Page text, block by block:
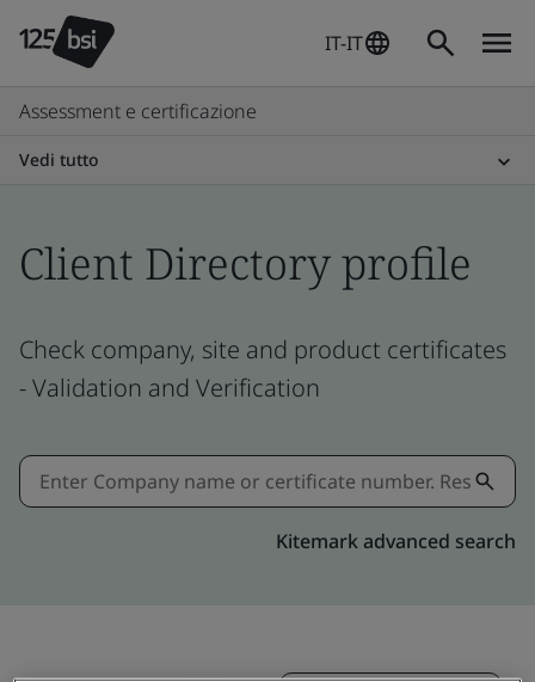
IT-IT
Assessment e certificazione
Vedi tutto
Client Directory profile
Check company, site and product certificates
- Validation and Verification
Kitemark advanced search